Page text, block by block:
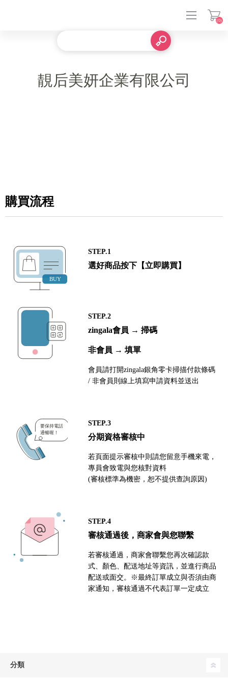
(0)
靚后美妍企業有限公司
購買流程
STEP.1
選好商品按下【立即購買】
STEP.2
zingala會員 → 掃碼
非會員 → 填單
會員請打開zingala銀角零卡掃描付款條碼
/ 非會員則線上填寫申請資料並送出
STEP.3
分期資格審核中
若頁面提示審核中則請您留意手機來電，
專員會致電與您核對資料
(審核標準為機密，恕不提供查詢原因)
STEP.4
審核通過後，商家會與您聯繫
若審核通過，商家會聯繫您再次確認款
式、顏色、配送地址等資訊，並進行商品
配送或面交。※最終訂單成立與否須由商
家通知，審核通過不代表訂單一定成立
分類